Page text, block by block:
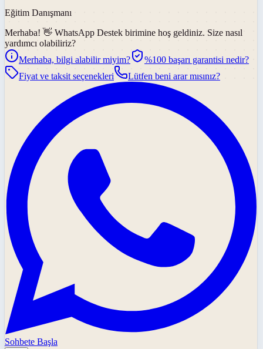
Eğitim Danışmanı
Merhaba! 👋 WhatsApp Destek birimine hoş geldiniz. Size nasıl
yardımcı olabiliriz?
Merhaba, bilgi alabilir miyim?
%100 başarı garantisi nedir?
Fiyat ve taksit seçenekleri
Lütfen beni arar mısınız?
Sohbete Başla